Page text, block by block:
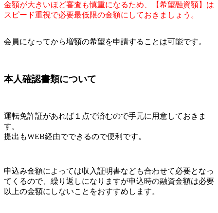
金額が大きいほど審査も慎重になるため、【希望融資額】は
スピード重視で必要最低限の金額にしておきましょう。
会員になってから増額の希望を申請することは可能です。
本人確認書類について
運転免許証があれば１点で済むので手元に用意しておきま
す。
提出もWEB経由でできるので便利です。
申込み金額によっては収入証明書なども合わせて必要となっ
てくるので、繰り返しになりますが申込時の融資金額は必要
以上の金額にしないことをおすすめします。